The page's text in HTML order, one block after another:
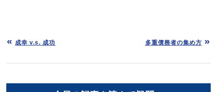
成幸 v.s. 成功 多重債務者の集め方